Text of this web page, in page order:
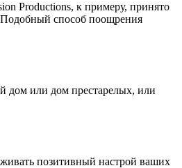
Productions, к примеру, принято
Подобный способ поощрения
дом или дом престарелых, или
позитивный настрой ваших